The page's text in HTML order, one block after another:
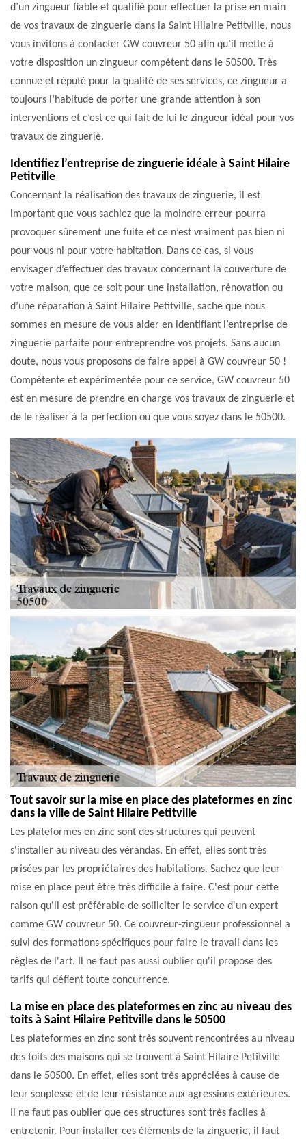
d’un zingueur fiable et qualifié pour effectuer la prise en main
de vos travaux de zinguerie dans la Saint Hilaire Petitville, nous
vous invitons à contacter GW couvreur 50 afin qu’il mette à
votre disposition un zingueur compétent dans le 50500. Très
connue et réputé pour la qualité de ses services, ce zingueur a
toujours l’habitude de porter une grande attention à son
interventions et c’est ce qui fait de lui le zingueur idéal pour vos
travaux de zinguerie.
Identifiez l’entreprise de zinguerie idéale à Saint Hilaire
Petitville
Concernant la réalisation des travaux de zinguerie, il est
important que vous sachiez que la moindre erreur pourra
provoquer sûrement une fuite et ce n’est vraiment pas bien ni
pour vous ni pour votre habitation. Dans ce cas, si vous
envisager d’effectuer des travaux concernant la couverture de
votre maison, que ce soit pour une installation, rénovation ou
d’une réparation à Saint Hilaire Petitville, sache que nous
sommes en mesure de vous aider en identifiant l’entreprise de
zinguerie parfaite pour entreprendre vos projets. Sans aucun
doute, nous vous proposons de faire appel à GW couvreur 50 !
Compétente et expérimentée pour ce service, GW couvreur 50
est en mesure de prendre en charge vos travaux de zinguerie et
de le réaliser à la perfection où que vous soyez dans le 50500.
Tout savoir sur la mise en place des plateformes en zinc
dans la ville de Saint Hilaire Petitville
Les plateformes en zinc sont des structures qui peuvent
s'installer au niveau des vérandas. En effet, elles sont très
prisées par les propriétaires des habitations. Sachez que leur
mise en place peut être très difficile à faire. C'est pour cette
raison qu'il est préférable de solliciter le service d'un expert
comme GW couvreur 50. Ce couvreur-zingueur professionnel a
suivi des formations spécifiques pour faire le travail dans les
règles de l'art. Il ne faut pas aussi oublier qu'il propose des
tarifs qui défient toute concurrence.
La mise en place des plateformes en zinc au niveau des
toits à Saint Hilaire Petitville dans le 50500
Les plateformes en zinc sont très souvent rencontrées au niveau
des toits des maisons qui se trouvent à Saint Hilaire Petitville
dans le 50500. En effet, elles sont très appréciées à cause de
leur souplesse et de leur résistance aux agressions extérieures.
Il ne faut pas oublier que ces structures sont très faciles à
entretenir. Pour installer ces éléments de la zinguerie, il faut